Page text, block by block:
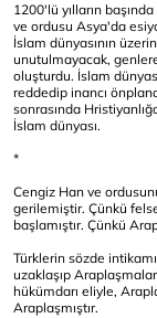
1200'lü yılların
ve ordusu Asya'da
İslam dünyasının
unutulmayacak,
oluşturdu. İslam
reddedip inancı
sonrasında
İslam dünyası.
*
Cengiz Han ve
gerilemiştir. Çünkü
başlamıştır. Çünkü
Türklerin sözde
uzaklaşıp
hükümdarı eliyle,
Araplaşmıştır.